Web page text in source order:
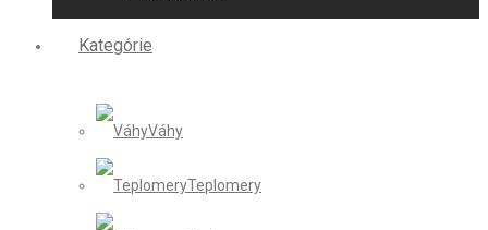
Kategórie
Váhy
Teplomery